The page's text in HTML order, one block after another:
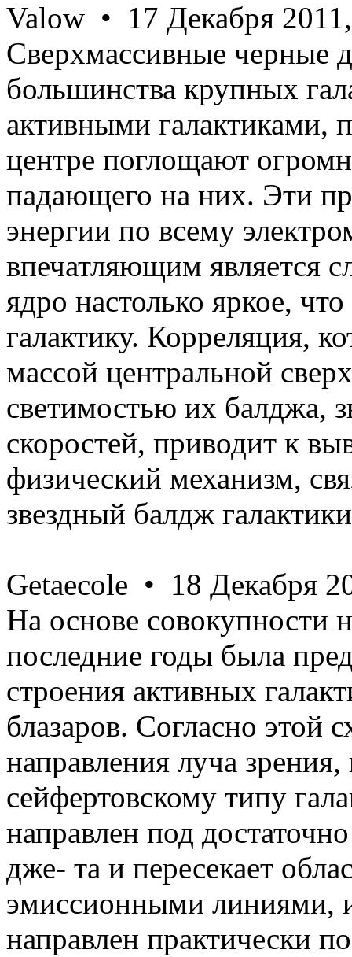
Valow • 17 Декабря
Сверхмассивные черные
большинства крупных
активными галактиками,
центре поглощают
падающего на них. Эти
энергии по всему
впечатляющим является
ядро настолько яркое,
галактику. Корреляция,
массой центральной
светимостью их балджа,
скоростей, приводит к
физический механизм,
звездный балдж
Getaecole • 18 Декабря
На основе совокупности
последние годы была
строения активных
блазаров. Согласно этой
направления луча
сейфертовскому типу
направлен под
дже- та и пересекает
эмиссионными линиями,
направлен практически